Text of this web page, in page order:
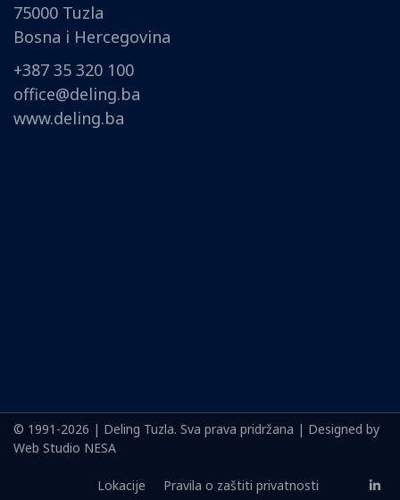
75000 Tuzla
Bosna i Hercegovina
+387 35 320 100
office@deling.ba
www.deling.ba
© 1991-2026 | Deling Tuzla. Sva prava pridržana | Designed by
Web Studio NESA
Lokacije Pravila o zaštiti privatnosti